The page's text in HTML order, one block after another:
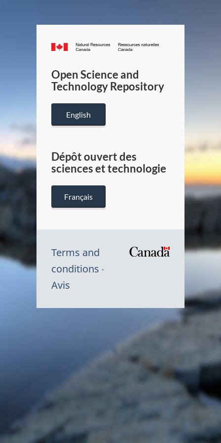
Canada.ca
/
Canada
Open Science and
Technology Repository
English
Dépôt ouvert des
sciences et technologie
Français
Terms and
conditions
Avis
du